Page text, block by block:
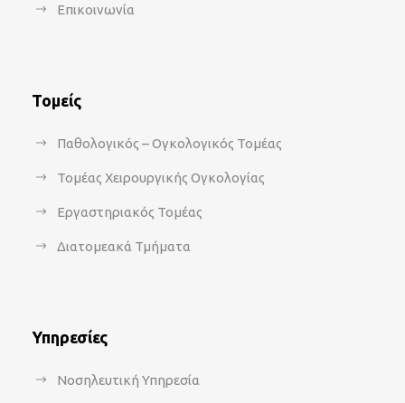
Επικοινωνία
Τομείς
Παθολογικός – Ογκολογικός Τομέας
Τομέας Χειρουργικής Ογκολογίας
Εργαστηριακός Τομέας
Διατομεακά Τμήματα
Υπηρεσίες
Νοσηλευτική Υπηρεσία